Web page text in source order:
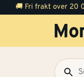
🚚 Fri frakt over 20